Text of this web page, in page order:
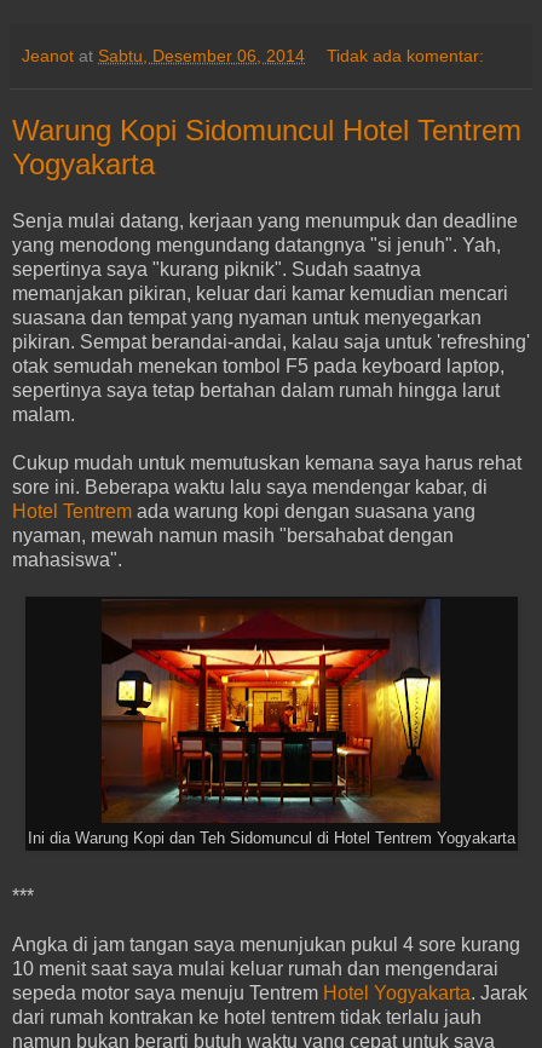
Jeanot at Sabtu, Desember 06, 2014 Tidak ada komentar:
Warung Kopi Sidomuncul Hotel Tentrem
Yogyakarta
Senja mulai datang, kerjaan yang menumpuk dan deadline
yang menodong mengundang datangnya "si jenuh". Yah,
sepertinya saya "kurang piknik". Sudah saatnya
memanjakan pikiran, keluar dari kamar kemudian mencari
suasana dan tempat yang nyaman untuk menyegarkan
pikiran. Sempat berandai-andai, kalau saja untuk 'refreshing'
otak semudah menekan tombol F5 pada keyboard laptop,
sepertinya saya tetap bertahan dalam rumah hingga larut
malam.
Cukup mudah untuk memutuskan kemana saya harus rehat
sore ini. Beberapa waktu lalu saya mendengar kabar, di
Hotel Tentrem ada warung kopi dengan suasana yang
nyaman, mewah namun masih "bersahabat dengan
mahasiswa".
Ini dia Warung Kopi dan Teh Sidomuncul di Hotel Tentrem Yogyakarta
***
Angka di jam tangan saya menunjukan pukul 4 sore kurang
10 menit saat saya mulai keluar rumah dan mengendarai
sepeda motor saya menuju Tentrem Hotel Yogyakarta. Jarak
dari rumah kontrakan ke hotel tentrem tidak terlalu jauh
namun bukan berarti butuh waktu yang cepat untuk saya